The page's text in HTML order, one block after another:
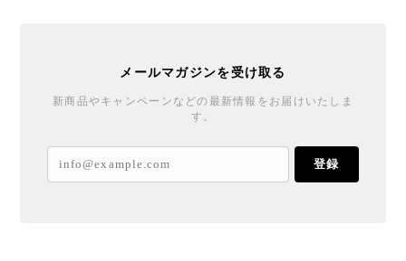
メールマガジンを受け取る
新商品やキャンペーンなどの最新情報をお届けいたしま
す。
登録